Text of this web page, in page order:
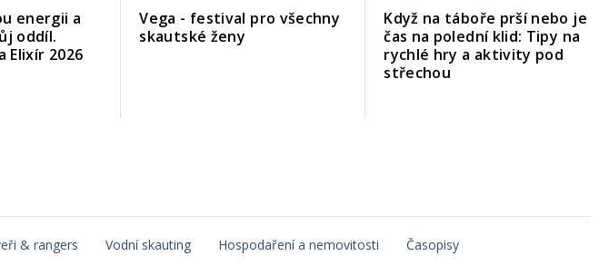
energii a
oddíl.
Elixír 2026
Vega - festival pro všechny
skautské ženy
Když na táboře prší nebo je
čas na polední klid: Tipy na
rychlé hry a aktivity pod
střechou
& rangers Vodní skauting Hospodaření a nemovitosti Časopisy